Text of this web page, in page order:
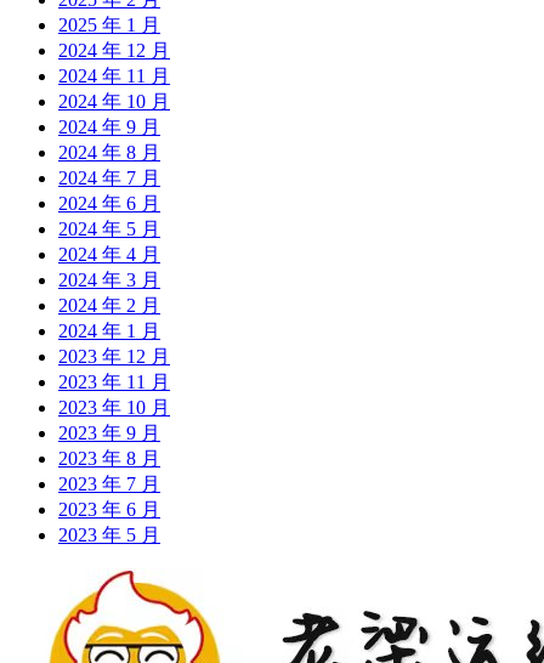
2025 年 1 月
2024 年 12 月
2024 年 11 月
2024 年 10 月
2024 年 9 月
2024 年 8 月
2024 年 7 月
2024 年 6 月
2024 年 5 月
2024 年 4 月
2024 年 3 月
2024 年 2 月
2024 年 1 月
2023 年 12 月
2023 年 11 月
2023 年 10 月
2023 年 9 月
2023 年 8 月
2023 年 7 月
2023 年 6 月
2023 年 5 月